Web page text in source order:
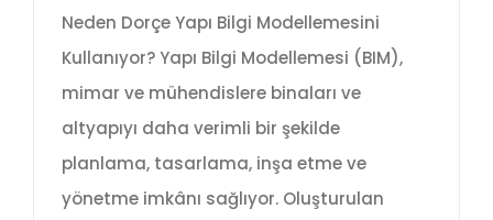
Neden Dorçe Yapı Bilgi Modellemesini
Kullanıyor? Yapı Bilgi Modellemesi (BIM),
mimar ve mühendislere binaları ve
altyapıyı daha verimli bir şekilde
planlama, tasarlama, inşa etme ve
yönetme imkânı sağlıyor. Oluşturulan